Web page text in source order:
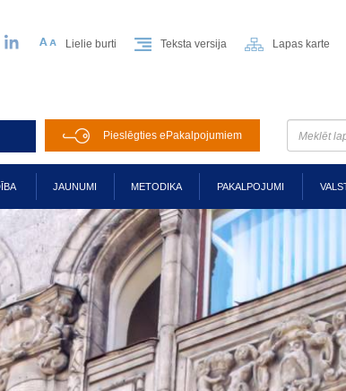
LinkedIn Lielie burti Teksta versija Lapas karte
Pieslēgties ePakalpojumiem
JAUNUMI METODIKA PAKALPOJUMI